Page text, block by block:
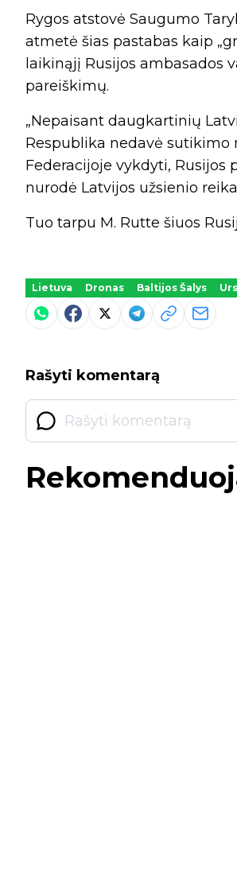
Rygos atstovė Saugumo
atmetė šias pastabas kaip
laikinąjį Rusijos ambasados
pareiškimų.
„Nepaisant daugkartinių
Respublika nedavė sutikimo
Federacijoje vykdyti, Rusijos
nurodė Latvijos užsienio
Tuo tarpu M. Rutte šiuos
Lietuva Dronas Baltijos Šalys
Rašyti komentarą